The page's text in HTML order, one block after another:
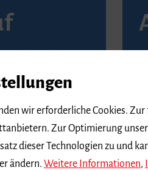
.
sind
wir erforderliche Cookies.
Zur Optimierung
dieser Technologien zu und
ändern. Weitere Informationen,